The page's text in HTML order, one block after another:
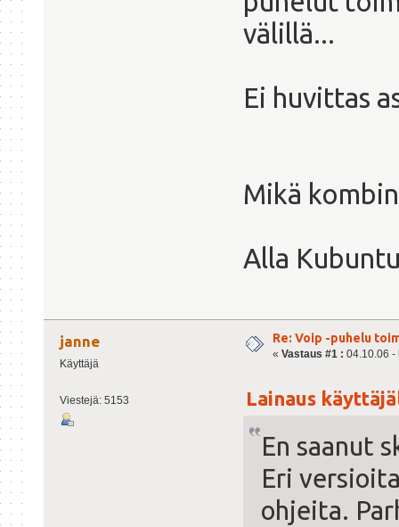
välillä...
Ei huvittas
Mikä
Alla
janne
Käyttäjä
Viestejä: 5153
Re: Voip -puhelu
« Vastaus #1 : 04.10.06 -
Lainaus
En saanut
Eri
ohjeita.